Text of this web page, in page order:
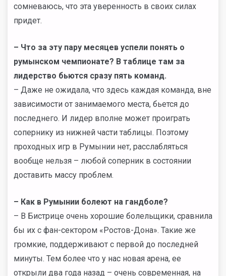
сомневаюсь, что эта уверенность в своих силах
придет.
– Что за эту пару месяцев успели понять о
румынском чемпионате? В таблице там за
лидерство бьются сразу пять команд.
– Даже не ожидала, что здесь каждая команда, вне
зависимости от занимаемого места, бьется до
последнего. И лидер вполне может проиграть
сопернику из нижней части таблицы. Поэтому
проходных игр в Румынии нет, расслабляться
вообще нельзя – любой соперник в состоянии
доставить массу проблем.
– Как в Румынии болеют на гандболе?
– В Бистрице очень хорошие болельщики, сравнила
бы их с фан-сектором «Ростов-Дона». Такие же
громкие, поддерживают с первой до последней
минуты. Тем более что у нас новая арена, ее
открыли два года назад – очень современная, на